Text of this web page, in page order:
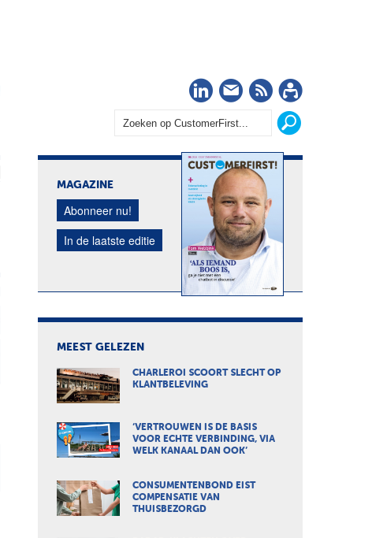
LinkedIn
Nieuwsbrief
RSS
MAGAZINE
Abonneer nu!
In de laatste editie
MEEST GELEZEN
CHARLEROI SCOORT SLECHT OP
KLANTBELEVING
‘VERTROUWEN IS DE BASIS
VOOR ECHTE VERBINDING, VIA
WELK KANAAL DAN OOK’
CONSUMENTENBOND EIST
COMPENSATIE VAN
THUISBEZORGD